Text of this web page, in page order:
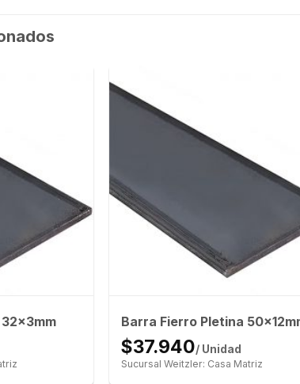
Barra Fierro Pletina
$37.940/ Unidad
Sucursal Weitzler: Casa Matriz